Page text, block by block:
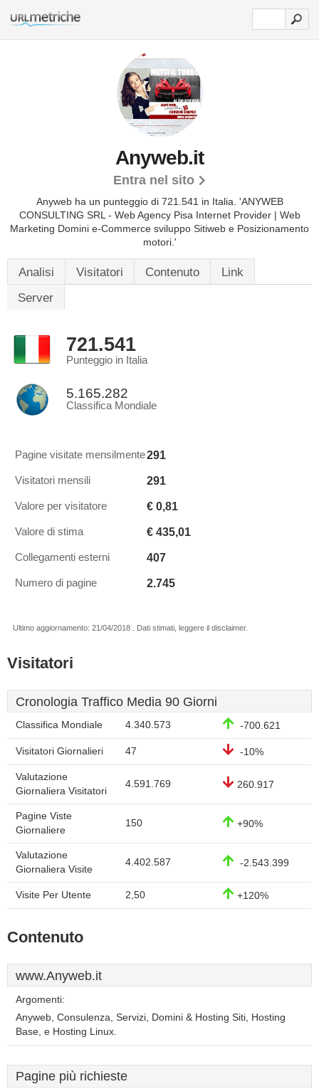
Anyweb.it
Entra nel sito
Anyweb ha un punteggio di 721.541 in Italia. 'ANYWEB
CONSULTING SRL - Web Agency Pisa Internet Provider | Web
Marketing Domini e-Commerce sviluppo Sitiweb e Posizionamento
motori.'
Analisi Visitatori Contenuto
Link
Server
721.541
Punteggio in Italia
5.165.282
Classifica Mondiale
Pagine visitate mensilmente291
Visitatori mensili 291
Valore per visitatore € 0,81
Valore di stima € 435,01
Collegamenti esterni 407
Numero di pagine 2.745
Ultimo aggiornamento: 21/04/2018 . Dati stimati, leggere il disclaimer.
Visitatori
Cronologia Traffico Media 90 Giorni
Classifica Mondiale 4.340.573 -700.621
Visitatori Giornalieri 47 -10%
Valutazione
Giornaliera Visitatori
4.591.769 260.917
Pagine Viste
Giornaliere
150 +90%
Valutazione
Giornaliera Visite
4.402.587 -2.543.399
Visite Per Utente 2,50 +120%
Contenuto
www.Anyweb.it
Argomenti:
Anyweb, Consulenza, Servizi, Domini & Hosting Siti, Hosting
Base, e Hosting Linux.
Pagine più richieste